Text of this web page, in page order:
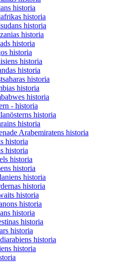
historia
historia
historia
historia
historia
historia
historia
historia
historia
historia
historia
- historia
historia
historia
Arabemiratens historia
historia
historia
historia
historia
historia
historia
historia
historia
historia
historia
historia
historia
historia